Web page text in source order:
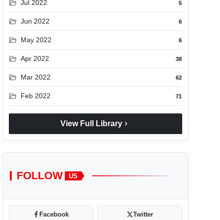
folder_open Jul 2022 5
folder_open Jun 2022 6
folder_open May 2022 6
folder_open Apr 2022 38
folder_open Mar 2022 62
folder_open Feb 2022 71
View Full Library chevron_right
FOLLOW US
Facebook Twitter